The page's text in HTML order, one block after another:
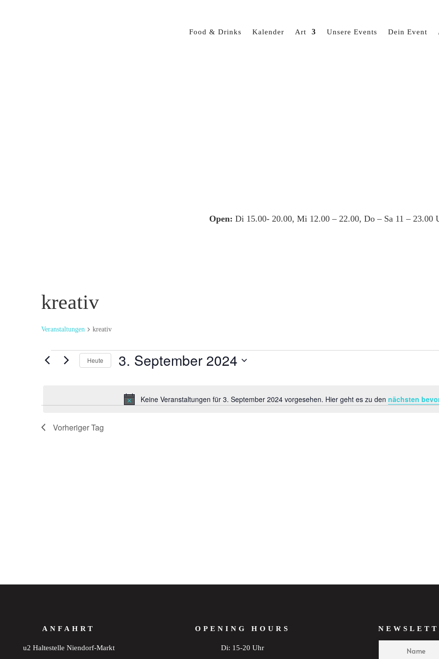
Food & Drinks Kalender Art Unsere Events Dein Event
Open: Di 15.00- 20.00, Mi 12.00 – 22.00, Do – Sa 11 – 23.00
kreativ
Veranstaltungen kreativ
Veranstaltungen
für
2024
Hinweis
Keine Veranstaltungen für 3. September 2024 vorgesehen. Hier geht es zu den nächsten
Heute 3. September 2024
Vorheriger Tag
ANFAHRT
u2 Haltestelle Niendorf-Markt
OPENING HOURS
Di: 15-20 Uhr